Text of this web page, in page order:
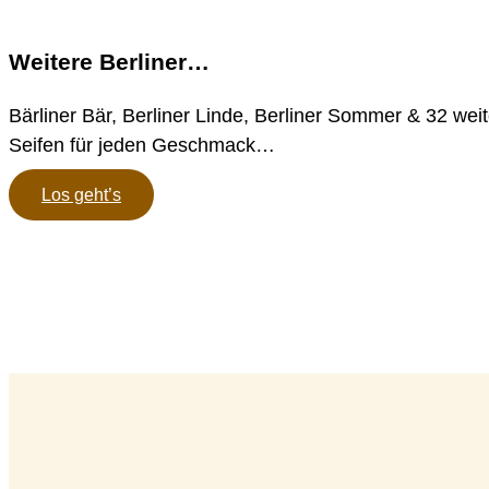
Weitere Berliner…
Bärliner Bär, Berliner Linde, Berliner Sommer & 32
Seifen für jeden Geschmack…
Los geht’s